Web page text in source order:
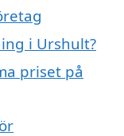
i Urshult?
priset på